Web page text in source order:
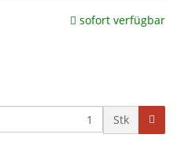
sofort verfügbar
Stk